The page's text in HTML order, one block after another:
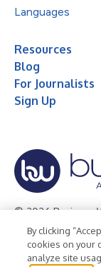
Languages
Resources
Blog
For Journalists
Sign Up
© 2026 Business
Privacy Policy
Terms of Use
By clicking
cookies on your
analyze site